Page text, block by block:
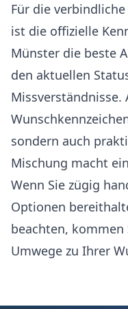
Für die
ist die offizielle
Münster die beste
den aktuellen
sondern auch
Mischung macht
Wenn Sie zügig
Optionen
beachten,
Umwege zu Ihrer